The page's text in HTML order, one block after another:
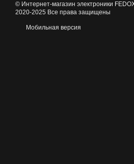
©️ Интернет-магазин электроники
2020-2025 Все права защищены
Мобильная версия